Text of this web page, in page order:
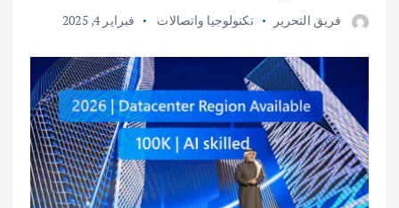
فريق التحرير تكنولوجيا واتصالات فبراير 4, 2025